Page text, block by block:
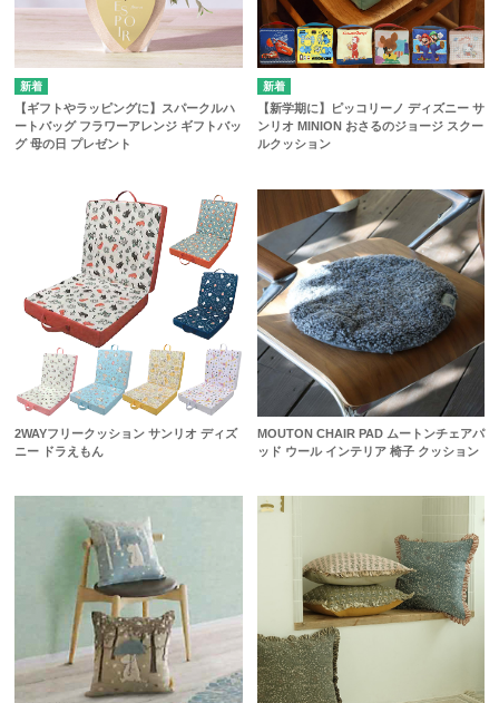
【ギフトやラッピングに】スパークルハ
ートバッグ フラワーアレンジ ギフトバッ
グ 母の日 プレゼント
【新学期に】ピッコリーノ ディズニー サ
ンリオ MINION おさるのジョージ スクー
ルクッション
2WAYフリークッション サンリオ ディズ
ニー ドラえもん
MOUTON CHAIR PAD ムートンチェアパ
ッド ウール インテリア 椅子 クッション